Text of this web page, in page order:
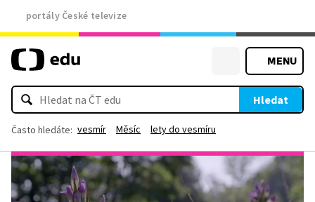
portály České televize
MENU
Hledat
Často hledáte: vesmír Měsíc lety do vesmíru